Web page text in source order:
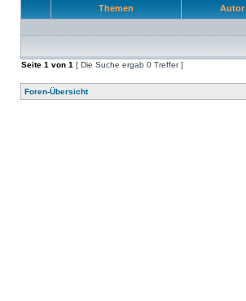
Themen Autor
Seite 1 von 1 [ Die Suche ergab 0 Treffer ]
Foren-Übersicht